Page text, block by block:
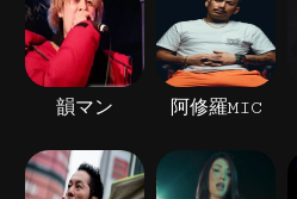
韻マン 阿修羅MIC